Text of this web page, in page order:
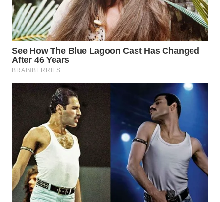
BALI
WN
KALBAR
WN
KALTARA
WN
KALSEL
WN
KALTIM